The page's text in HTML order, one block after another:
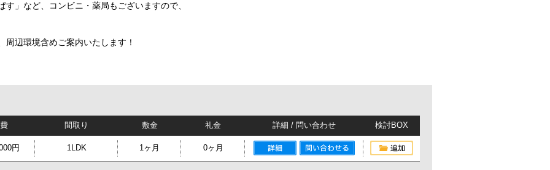
」など、コンビニ・薬局もございますので、
辺環境含めご案内いたします！
間取り 敷金 礼金 詳細 / 問い合わせ 検討BOX
円 1LDK 1ヶ月 0ヶ月